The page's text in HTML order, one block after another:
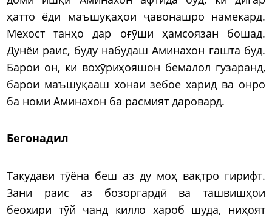
ҳатто ёди маъшуқаҳои ҷавонашро намекард.
Мехост танҳо дар оғӯши ҳамсоязан бошад.
Дунёи раис, буду набудаш Аминахон гашта буд.
Барои он, ки вохӯриҳояшон бемалол гузаранд,
барои маъшуқааш хонаи зебое харид ва онро
ба номи Аминахон ба расмият даровард.
Бегонадил
Такудави тӯёна беш аз ду моҳ вақтро гирифт.
Зани раис аз бозоргардӣ ва ташвишҳои
беохири тӯй чанд килло хароб шуда, ниҳоят